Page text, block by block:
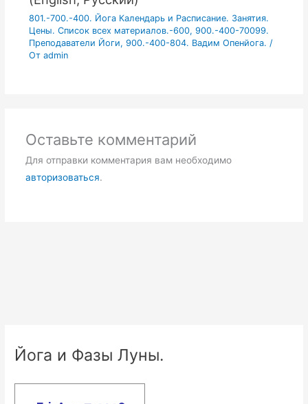
801.-700.-400. Йога Календарь и Расписание. Занятия.
Цены. Список всех материалов.-600, 900.-400-70099.
Преподаватели Йоги, 900.-400-804. Вадим Опенйога. /
От admin
Оставьте комментарий
Для отправки комментария вам необходимо
авторизоваться.
Йога и Фазы Луны.